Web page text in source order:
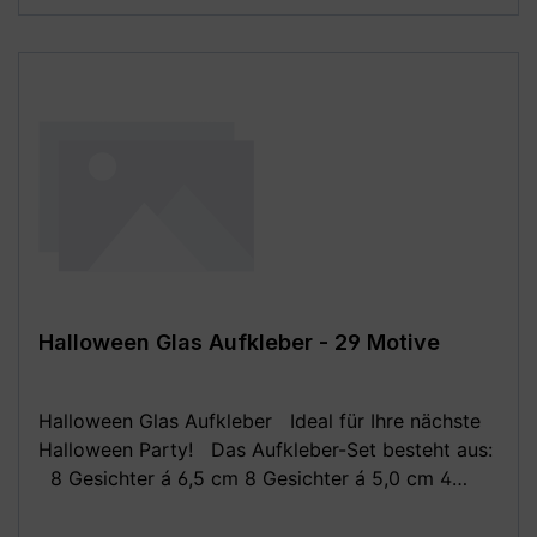
Halloween Glas Aufkleber - 29 Motive
Halloween Glas Aufkleber Ideal für Ihre nächste
Halloween Party! Das Aufkleber-Set besteht aus:
8 Gesichter á 6,5 cm 8 Gesichter á 5,0 cm 4